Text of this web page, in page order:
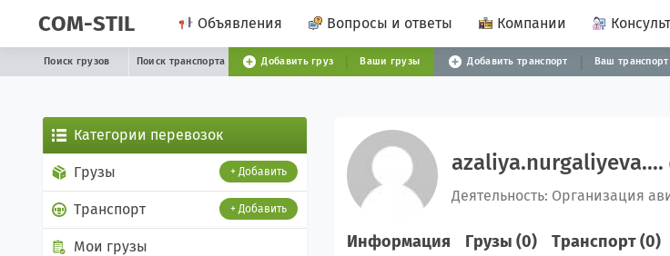
COM-STIL Объявления Вопросы и ответы Компании
Поиск грузов Поиск транспорта Добавить груз Ваши грузы Добавить транспорт Ваш транспорт
Категории перевозок
Грузы + Добавить
Транспорт + Добавить
Мои грузы
azaliya.nurgaliyeva....
Деятельность: Организация
Информация Грузы (0) Транспорт (0)